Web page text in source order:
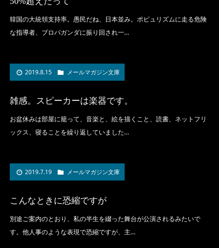
韓国の大統領支持率。愚民だね、日本並み。ポピュリズムに走る危険
な指導者、プロパガンダに振り回され一…
2019.8.15 メールマガジン文庫
雑感。スピーカーは楽器です。
お盆休みは部屋に籠って、音楽と、絵を描くこと、読書、ネットフリ
ックス、寝ることを繰り返していました…
2019.7.19 メールマガジン文庫
こんなときに恐縮ですが
別途ご案内のとおり、私の半生を綴った舞台が公演されるみたいで
す。他人事のような表現で恐縮ですが、主…